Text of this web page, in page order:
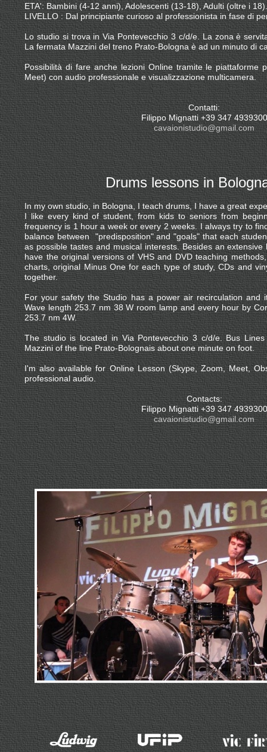
ETA': Bambini (4-12 anni), Adolescenti (13-18), Adulti (oltre i 18).
LIVELLO : Dal principiante curioso al professionista in fase di
Lo studio si trova in Via Pontevecchio 3 c/d/e. La zona è
La fermata Mazzini del treno Prato-Bologna è ad un minuto di
Possibilità di fare anche lezioni Online tramite le piattaforme
Meet) con audio professionale e visualizzazione multicamera.
Contatti:
Filippo Mignatti +39 347 4939300
cavaionistudio@gmail.com
Drums lessons in
In my own studio, in Bologna, I teach drums, I have a great
I like every kind of student, from kids to seniors from
frequency is 1 hour a week or every 2 weeks. I always try to
balance between "predisposition" and "goals" that each
as possible tastes and musical interests. Besides an
have the original versions of VHS and DVD teaching
charts, original Minus One for each type of study, CDs and
together.
For your safety the Studio has a power air recirculation
Wave length 253.7 nm 38 W room lamp and every hour by
253.7 nm 4W.
The studio is located in Via Pontevecchio 3 c/d/e. Bus
Mazzini of the line Prato-Bolognais about one minute on foot.
I'm also available for Online Lesson (Skype, Zoom, Meet,
professional audio.
Contacts:
Filippo Mignatti +39 347 4939300
cavaionistudio@gmail.com